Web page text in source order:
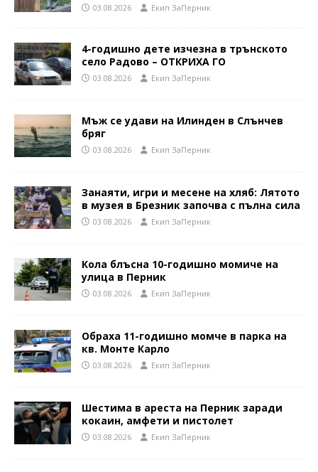
03.08.2026 Eкип ЗаПерник
4-годишно дете изчезна в трънското
село Радово – ОТКРИХА ГО
03.08.2026 Eкип ЗаПерник
Мъж се удави на Илинден в Слънчев
бряг
03.08.2026 Eкип ЗаПерник
Занаяти, игри и месене на хляб: Лятото
в музея в Брезник започва с пълна сила
03.08.2026 Eкип ЗаПерник
Кола блъсна 10-годишно момиче на
улица в Перник
03.08.2026 Eкип ЗаПерник
Обраха 11-годишно момче в парка на
кв. Монте Карло
03.08.2026 Eкип ЗаПерник
Шестима в ареста на Перник заради
кокаин, амфети и пистолет
03.08.2026 Eкип ЗаПерник